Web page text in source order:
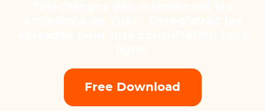
Free Download